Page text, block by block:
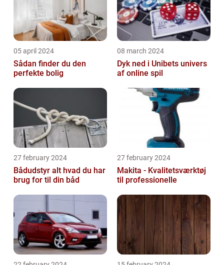
05 april 2024
Sådan finder du den
perfekte bolig
08 march 2024
Dyk ned i Unibets univers
af online spil
27 february 2024
Bådudstyr alt hvad du har
brug for til din båd
27 february 2024
Makita - Kvalitetsværktøj
til professionelle